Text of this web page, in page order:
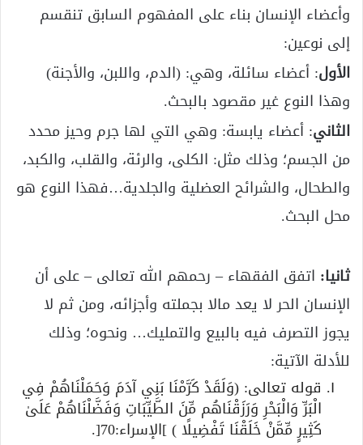
وأعضاء الإنسان بناء على المفهوم السابق تنقسم
إلى نوعين:
الأول: أعضاء سائلة، وهي: (الدم، واللبن، والأجنة)
وهذا النوع غير مقصود بالبحث.
الثاني: أعضاء يابسة: وهي التي لها جرم وحيز محدد
من الجسم؛ وذلك مثل: الكلى، والرئة، والقلب، والكبد،
والطحال، والشرائح العضلية والجلدية…فهذا النوع هو
محل البحث.
ثانيا: اتفق الفقهاء – رحمهم الله تعالى – على أن
الإنسان الحر لا يعد مالا بجملته وأجزائه، ومن ثم لا
يجوز التصرف فيه بالبيع والتمليك… ونحوه؛ وذلك
للأدلة الآتية:
قوله تعالى: (وَلَقَدْ كَرَّمْنَا بَنِي آدَمَ وَحَمَلْنَاهُمْ فِي
الْبَرِّ وَالْبَحْرِ وَرَزَقْنَاهُم مِّنَ الطَّيِّبَاتِ وَفَضَّلْنَاهُمْ عَلَىٰ
كَثِيرٍ مِّمَّنْ خَلَقْنَا تَفْضِيلًا ) ]الإسراء:70[.